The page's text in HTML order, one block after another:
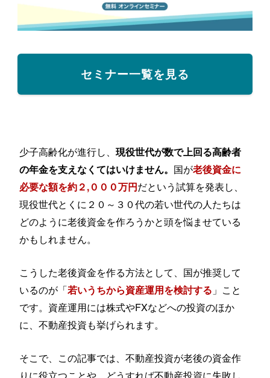
セミナー一覧を見る
少子高齢化が進行し、現役世代が数で上回る高齢者
の年金を支えなくてはいけません。 国が老後資金に
必要な額を約２,０００万円だという試算を発表し、
現役世代とくに２０～３０代の若い世代の人たちは
どのように老後資金を作ろうかと頭を悩ませている
かもしれません。
こうした老後資金を作る方法として、国が推奨して
いるのが「若いうちから資産運用を検討する 」こと
です。資産運用には株式やFXなどへの投資のほか
に、不動産投資も挙げられます。
そこで、この記事では、不動産投資が老後の資金作
りに役立つことや、どうすれば不動産投資に失敗し